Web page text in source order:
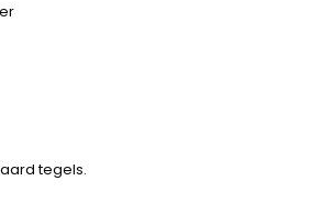
tegels.